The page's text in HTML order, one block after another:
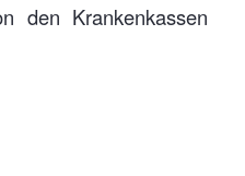
den Krankenkassen